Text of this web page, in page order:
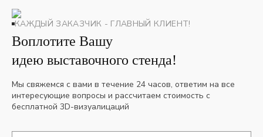
КАЖДЫЙ ЗАКАЗЧИК - ГЛАВНЫЙ КЛИЕНТ!
Воплотите Вашу
идею выставочного стенда!
Мы свяжемся с вами в течение 24 часов, ответим на все
интересующие вопросы и рассчитаем стоимость с
бесплатной 3D-визуалицаций